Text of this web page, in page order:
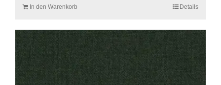
In den Warenkorb Details